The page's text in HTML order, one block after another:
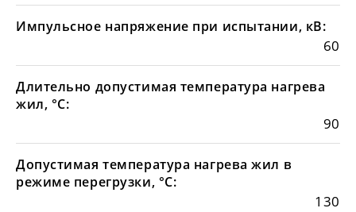
Импульсное напряжение при испытании, кВ:
60
Длительно допустимая температура нагрева
жил, °С:
90
Допустимая температура нагрева жил в
режиме перегрузки, °С:
130